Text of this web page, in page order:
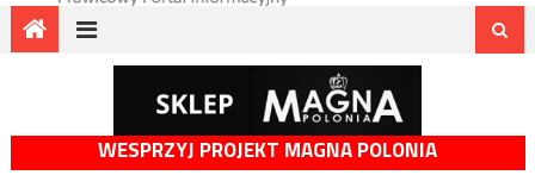
WESPRZYJ PROJEKT MAGNA POLONIA